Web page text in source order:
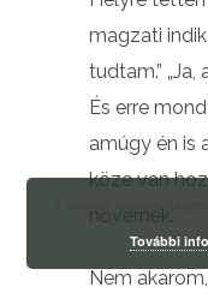
magzati
tudtam.”
És erre
amúgy én is
köze van
nővérnek.
Nem
A honlap további
További